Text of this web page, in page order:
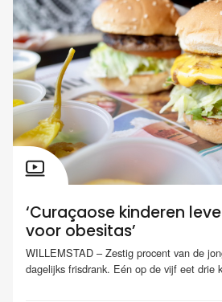
‘Curaçaose kinderen
voor obesitas’
WILLEMSTAD – Zestig procent van de
dagelijks frisdrank. Eén op de vijf eet drie